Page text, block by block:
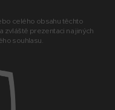
celého obsahu těchto
zvláště prezentaci na jiných
souhlasu.